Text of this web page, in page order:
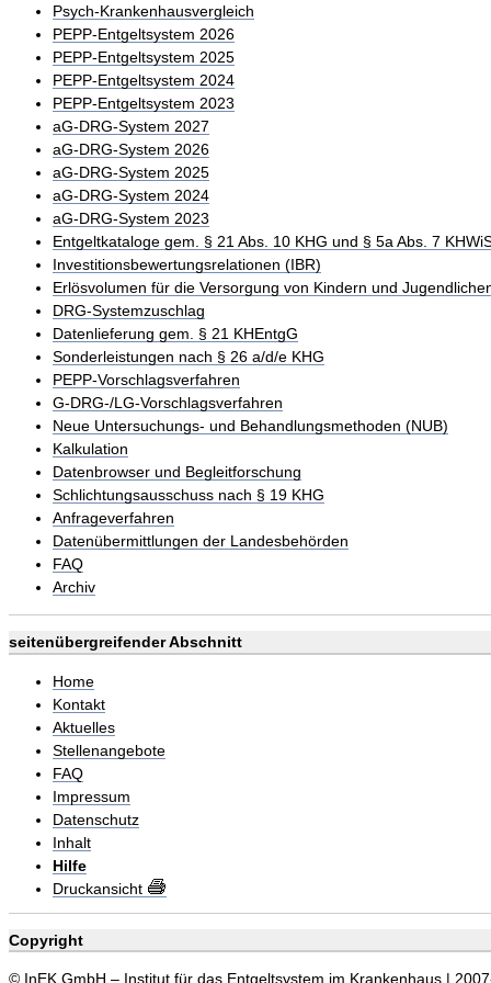
Psych-Krankenhausvergleich
PEPP-Entgeltsystem 2026
PEPP-Entgeltsystem 2025
PEPP-Entgeltsystem 2024
PEPP-Entgeltsystem 2023
aG-DRG-System 2027
aG-DRG-System 2026
aG-DRG-System 2025
aG-DRG-System 2024
aG-DRG-System 2023
Entgeltkataloge gem. § 21 Abs. 10 KHG und § 5a Abs. 7
Investitionsbewertungsrelationen (IBR)
Erlösvolumen für die Versorgung von Kindern und
DRG-Systemzuschlag
Datenlieferung gem. § 21 KHEntgG
Sonderleistungen nach § 26 a/d/e KHG
PEPP-Vorschlagsverfahren
G-DRG-/LG-Vorschlagsverfahren
Neue Untersuchungs- und Behandlungsmethoden (NUB)
Kalkulation
Datenbrowser und Begleitforschung
Schlichtungsausschuss nach § 19 KHG
Anfrageverfahren
Datenübermittlungen der Landesbehörden
FAQ
Archiv
seitenübergreifender Abschnitt
Home
Kontakt
Aktuelles
Stellenangebote
FAQ
Impressum
Datenschutz
Inhalt
Hilfe
Druckansicht
Copyright
© InEK GmbH – Institut für das Entgeltsystem im Krankenhaus |